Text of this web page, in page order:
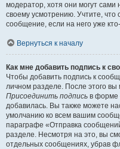
модератор, хотя они могут
своему усмотрению. Учтите, что
сообщение, если на него уже
Вернуться к началу
Как мне добавить подпись к
Чтобы добавить подпись к
личном разделе. После этого
Присоединить подпись в форме
добавилась. Вы также можете
умолчанию ко всем вашим
параграфе «Отправка
разделе. Несмотря на это, вы
отдельных сообщениях, убрав